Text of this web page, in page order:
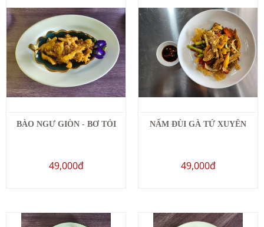
BÀO NGƯ GIÒN - BƠ TỎI
49,000đ
NẤM ĐÙI GÀ TỨ XUYÊN
49,000đ